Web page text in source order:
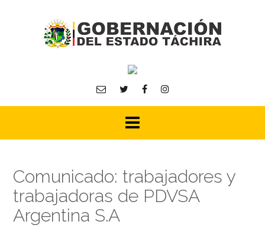
Comunicado: trabajadores y
trabajadoras de PDVSA
Argentina S.A